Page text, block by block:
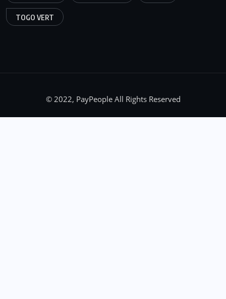
TOGO VERT
© 2022, PayPeople All Rights Reserved